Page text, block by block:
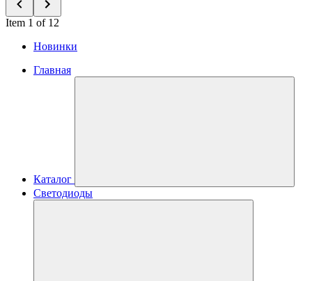
Item 1 of 12
Новинки
Главная
Каталог
Светодиоды